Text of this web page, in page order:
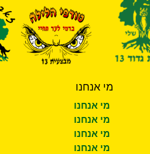
מי אנחנו
מי אנחנו
מי אנחנו
מי אנחנו
מי אנחנו